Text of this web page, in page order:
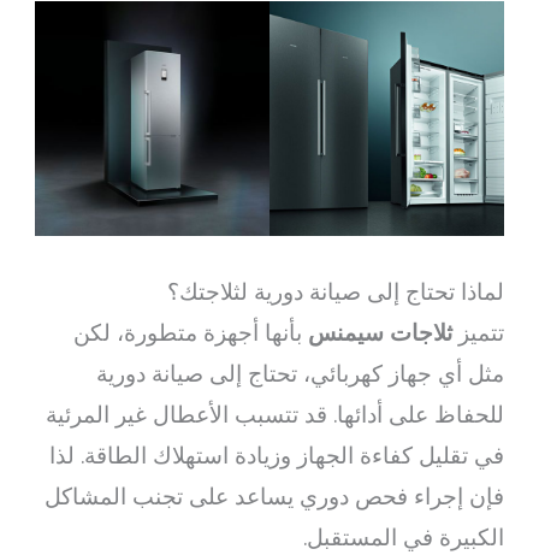
لماذا تحتاج إلى صيانة دورية لثلاجتك؟
تتميزثلاجات سيمنس بأنها أجهزة متطورة، لكن
مثل أي جهاز كهربائي، تحتاج إلى صيانة دورية
للحفاظ على أدائها. قد تتسبب الأعطال غير المرئية
في تقليل كفاءة الجهاز وزيادة استهلاك الطاقة. لذا
فإن إجراء فحص دوري يساعد على تجنب المشاكل
الكبيرة في المستقبل.